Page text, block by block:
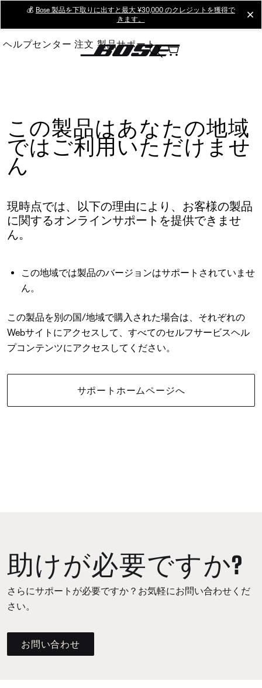
Main
💰 Bose 製品を下取りに出すと最大 ¥30,000 のクレジットを獲得で
きます。
ヘルプセンター 注文 製品サポート
この製品はあなたの地域
ではご利用いただけませ
ん
現時点では、以下の理由により、お客様の製品
に関するオンラインサポートを提供できませ
ん。
この地域では製品のバージョンはサポートされていませ
ん。
この製品を別の国/地域で購入された場合は、それぞれの
Webサイトにアクセスして、すべてのセルフサービスヘル
プコンテンツにアクセスしてください。
サポートホームページへ
助けが必要ですか?
さらにサポートが必要ですか？お気軽にお問い合わせくだ
さい。
お問い合わせ